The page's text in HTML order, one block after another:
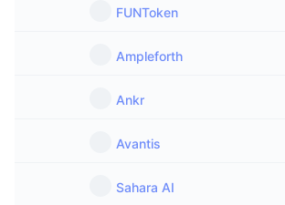
FUNToken
Ampleforth
Ankr
Avantis
Sahara AI